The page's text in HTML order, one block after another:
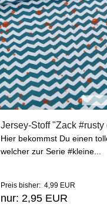
Jersey-Stoff "Zack #rusty
Hier bekommst Du einen
welcher zur Serie #kleine...
Preis bisher: 4,99 EUR
nur: 2,95 EUR